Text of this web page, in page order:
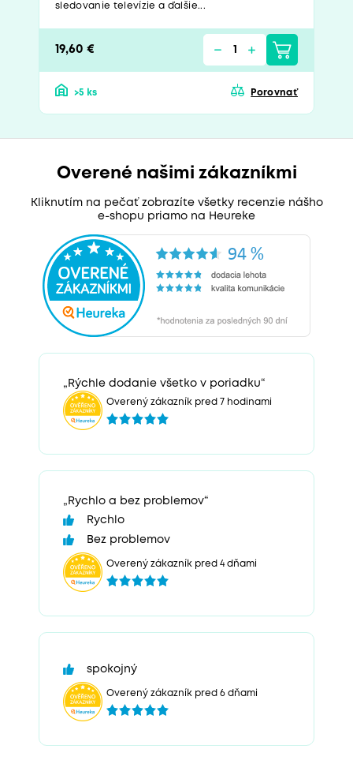
sledovanie televízie a ďalšie...
19,60 €
>5 ks Porovnať
Overené našimi zákazníkmi
Kliknutím na pečať zobrazíte všetky recenzie nášho
e-shopu priamo na Heureke
„Rýchle dodanie všetko v poriadku“
Overený zákazník pred 7 hodinami
„Rychlo a bez problemov“
Rychlo
Bez problemov
Overený zákazník pred 4 dňami
spokojný
Overený zákazník pred 6 dňami